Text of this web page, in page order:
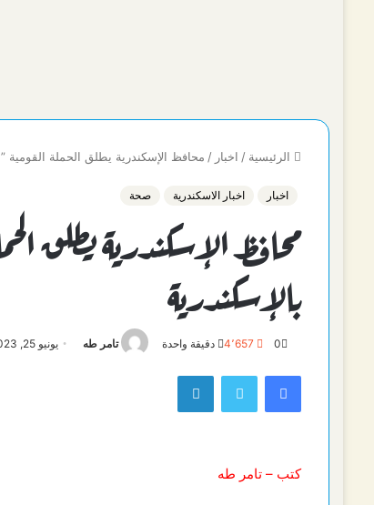
الرئيسية / اخبار / محافظ الإسكندرية يطلق الحملة القومية ” 100يوم صحة” بالإسكندرية
اخبار اخبار الاسكندرية صحة
بالإسكندرية
تامر طه يونيو 25, 2023 0 دقيقة واحدة
فيسبوك تويتر لينكدإن
كتب – تامر طه